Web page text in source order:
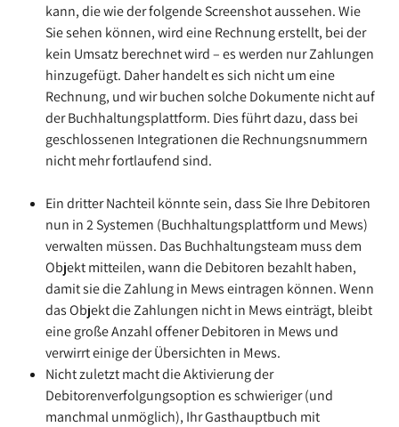
kann, die wie der folgende Screenshot aussehen. Wie
Sie sehen können, wird eine Rechnung erstellt, bei der
kein Umsatz berechnet wird – es werden nur Zahlungen
hinzugefügt. Daher handelt es sich nicht um eine
Rechnung, und wir buchen solche Dokumente nicht auf
der Buchhaltungsplattform. Dies führt dazu, dass bei
geschlossenen Integrationen die Rechnungsnummern
nicht mehr fortlaufend sind.
Ein dritter Nachteil könnte sein, dass Sie Ihre Debitoren
nun in 2 Systemen (Buchhaltungsplattform und Mews)
verwalten müssen. Das Buchhaltungsteam muss dem
Objekt mitteilen, wann die Debitoren bezahlt haben,
damit sie die Zahlung in Mews eintragen können. Wenn
das Objekt die Zahlungen nicht in Mews einträgt, bleibt
eine große Anzahl offener Debitoren in Mews und
verwirrt einige der Übersichten in Mews.
Nicht zuletzt macht die Aktivierung der
Debitorenverfolgungsoption es schwieriger (und
manchmal unmöglich), Ihr Gasthauptbuch mit